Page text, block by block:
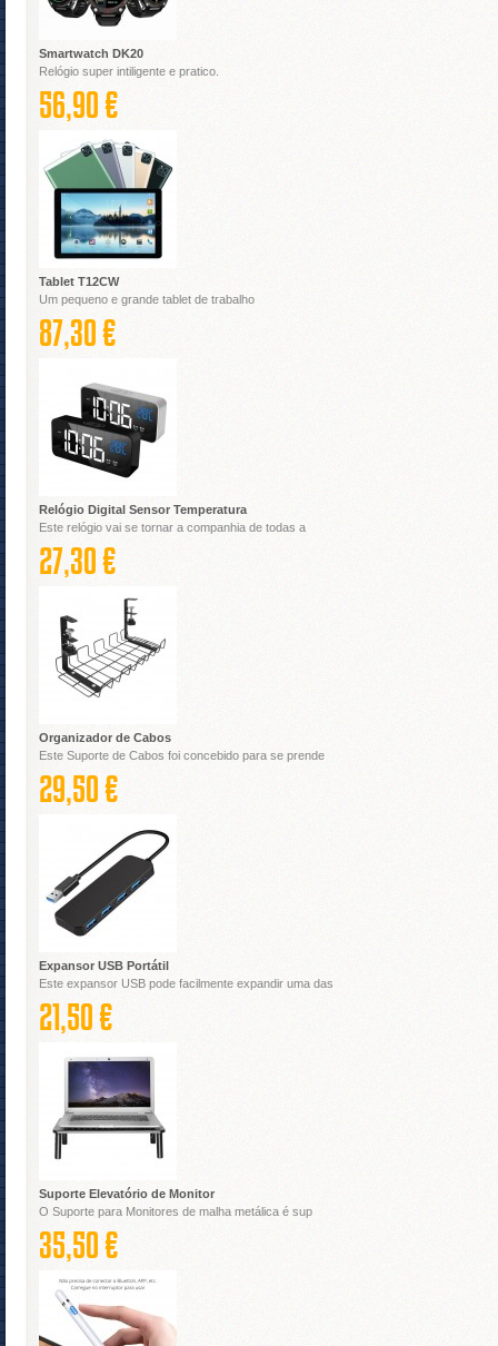
Smartwatch DK20
Relógio super intiligente e pratico.
56,90 €
Tablet T12CW
Um pequeno e grande tablet de trabalho
87,30 €
Relógio Digital Sensor Temperatura
Este relógio vai se tornar a companhia de todas a
27,30 €
Organizador de Cabos
Este Suporte de Cabos foi concebido para se prende
29,50 €
Expansor USB Portátil
Este expansor USB pode facilmente expandir uma das
21,50 €
Suporte Elevatório de Monitor
O Suporte para Monitores de malha metálica é sup
35,50 €